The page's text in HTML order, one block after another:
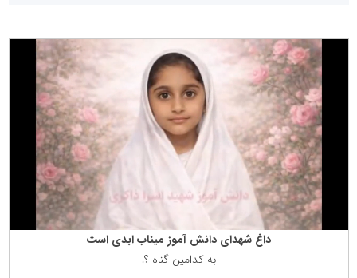
داغ شهدای دانش آموز میناب ابدی است
به كدامین گناه ؟!